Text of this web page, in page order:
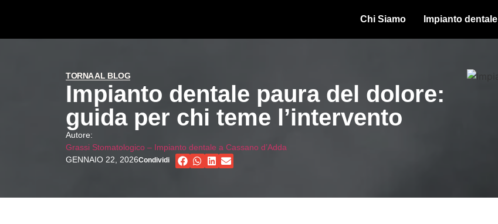
Chi Siamo Impianto dentale
TORNA AL BLOG
Impianto dentale paura del dolore:
guida per chi teme l’intervento
Autore:
Grassi Stomatologico – Impianto dentale a Cassano d’Adda
GENNAIO 22, 2026Condividi